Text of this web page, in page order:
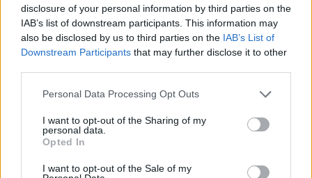
disclosure of your personal information by third parties on the
IAB’s list of downstream participants. This information may
also be disclosed by us to third parties on the IAB’s List of
Downstream Participants that may further disclose it to other
Please note that this website/app uses one or more Google
not limited to your visit or usage behaviour. You may click to
grant or deny consent to Google and its third-party tags to
use your data for below specified purposes in below Google
consent section.
Personal Data Processing Opt Outs
I want to opt-out of the Sharing of my
personal data.
Opted In
I want to opt-out of the Sale of my
Najznámejší vodopád v Slovinsku
[https://trekhunt.com/sk/tag/slovinsko] je
vodopád Kozjak
a najkrajší je vodopád Peričnik. Aj keď sme už
napísali prehľadný článok o vodopádoch:
Najkrajšie vodopády v Slovinsku